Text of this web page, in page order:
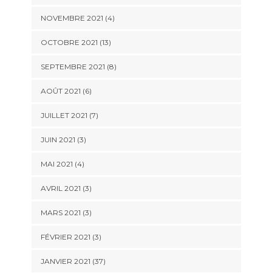
NOVEMBRE 2021 (4)
OCTOBRE 2021 (13)
SEPTEMBRE 2021 (8)
AOÛT 2021 (6)
JUILLET 2021 (7)
JUIN 2021 (3)
MAI 2021 (4)
AVRIL 2021 (3)
MARS 2021 (3)
FÉVRIER 2021 (3)
JANVIER 2021 (37)